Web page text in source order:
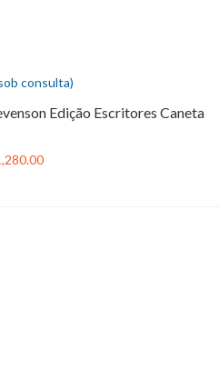
consulta)
Edição Escritores Caneta